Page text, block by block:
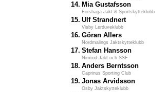
14. Mia Gustafsson
Forshaga Jakt & Sportskytteklubb
15. Ulf Strandnert
Visby Lerduveklubb
16. Göran Allers
Nordmalings Jaktskytteklubb
17. Stefan Hansson
Nimrod Jakt och SSF
18. Anders Berntsson
Caprinus Sporting Club
19. Jonas Arvidsson
Osby Jaktskytteklubb